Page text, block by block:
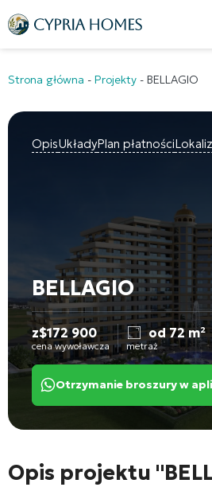
Strona główna - Projekty - BELLAGIO
OpisUkładyPlan płatności
BELLAGIO
z$172 900
cena wywoławcza
od 72 m²
metraż
Otrzymanie broszury w
Opis projektu